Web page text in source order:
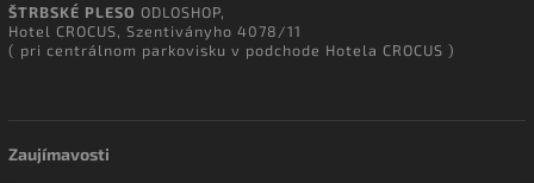
ŠTRBSKÉ PLESO ODLOSHOP,
Hotel CROCUS, Szentiványho 4078/11
( pri centrálnom parkovisku v podchode Hotela CROCUS )
Zaujímavosti